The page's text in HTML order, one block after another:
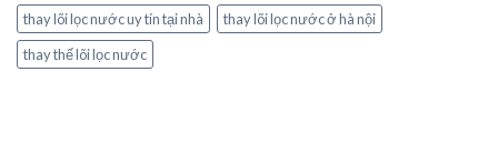
thay lõi lọc nước uy tín tại nhà
thay lõi lọc nước ở hà nội
thay thế lõi lọc nước